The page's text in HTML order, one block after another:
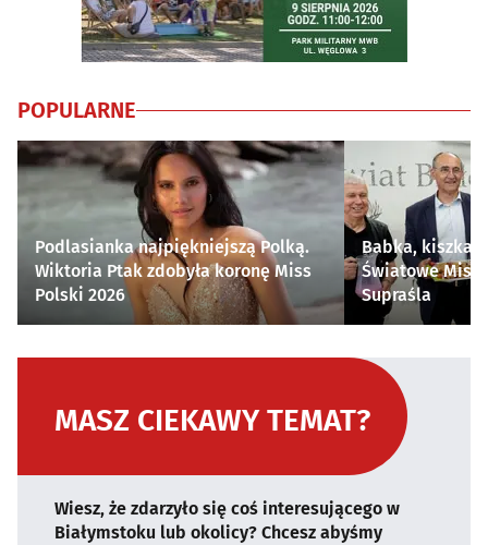
POPULARNE
Podlasianka najpiękniejszą Polką.
Wiktoria Ptak zdobyła koronę Miss
Polski 2026
Babka, kiszka i
Światowe
Supraśla
MASZ CIEKAWY TEMAT?
Wiesz, że zdarzyło się coś interesującego w
Białymstoku lub okolicy? Chcesz abyśmy